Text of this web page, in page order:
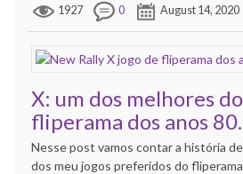
1927 0 August 14, 2020
X: um dos melhores
fliperama dos anos 80.
Nesse post vamos contar a história
dos meu jogos preferidos do